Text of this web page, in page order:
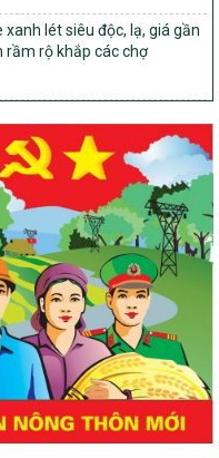
đoạn 2026 – 2030 thuộc
nghiệp và Môi trường
gia xây dựng nông thôn
giai đoạn 2026-2035, giai
phân bổ ngân sách trung
quốc gia xây dựng nông
phát triển kinh tế – xã hội
núi giai đoạn 2026 –
tiêu quốc gia xây dựng
và phát triển kinh tế – xã
miền núi giai đoạn 2026 –
lét siêu độc, lạ, giá gần
rầm rộ khắp các chợ